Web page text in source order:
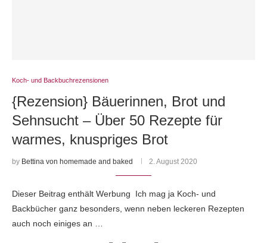
Koch- und Backbuchrezensionen
{Rezension} Bäuerinnen, Brot und
Sehnsucht – Über 50 Rezepte für
warmes, knuspriges Brot
by Bettina von homemade and baked 2. August 2020
Dieser Beitrag enthält Werbung Ich mag ja Koch- und
Backbücher ganz besonders, wenn neben leckeren Rezepten
auch noch einiges an …